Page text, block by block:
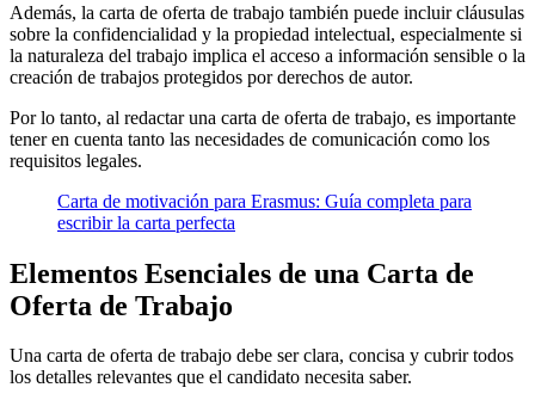
Además, la carta de oferta de trabajo también puede incluir cláusulas
sobre la confidencialidad y la propiedad intelectual, especialmente si
la naturaleza del trabajo implica el acceso a información sensible o la
creación de trabajos protegidos por derechos de autor.
Por lo tanto, al redactar una carta de oferta de trabajo, es importante
tener en cuenta tanto las necesidades de comunicación como los
requisitos legales.
Carta de motivación para Erasmus: Guía completa para
escribir la carta perfecta
Elementos Esenciales de una Carta de
Oferta de Trabajo
Una carta de oferta de trabajo debe ser clara, concisa y cubrir todos
los detalles relevantes que el candidato necesita saber.